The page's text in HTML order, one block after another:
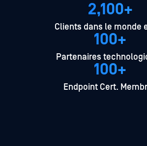
2,100+
Clients dans le monde
100+
Partenaires
100+
Endpoint Cert.